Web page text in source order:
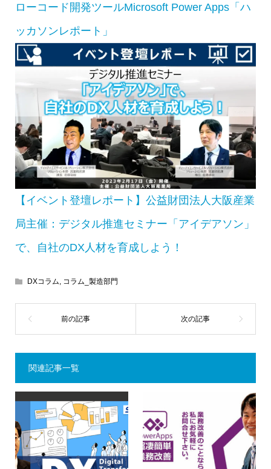
ローコード開発ツールMicrosoft Power Apps「ハ
ッカソンレポート」
【イベント登壇レポート】公益財団法人大阪産業
局主催：デジタル推進セミナー「アイデアソン」
で、自社のDX人材を育成しよう！
DXコラム, コラム_製造部門
関連記事一覧